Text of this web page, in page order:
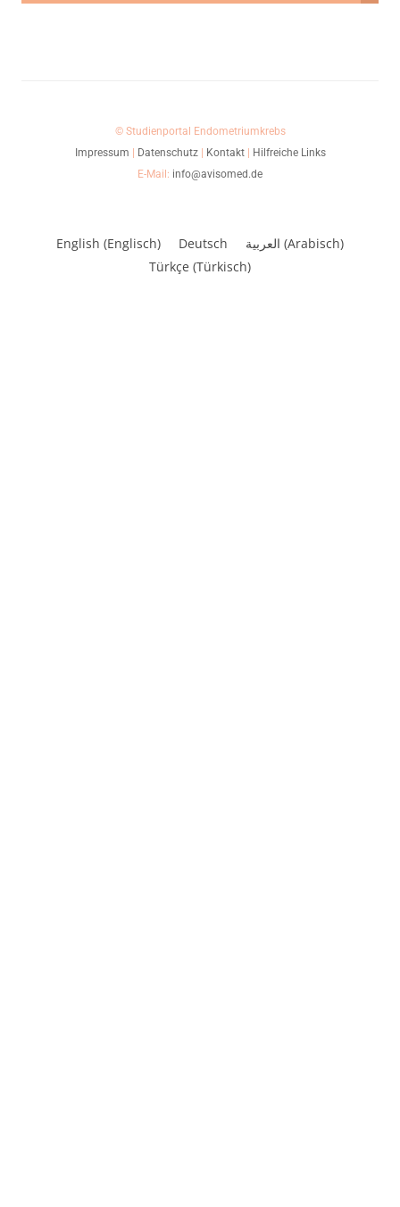
© Studienportal Endometriumkrebs
Impressum
Datenschutz| Kontakt|
Hilfreiche Links
E-Mail: info@avisomed.de
English (Englisch) Deutsch العربية (Arabisch)
Türkçe (Türkisch)